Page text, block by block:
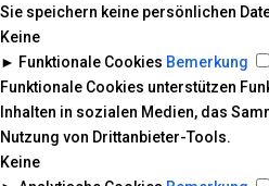
Sie speichern keine persönlichen
Keine
► Funktionale Cookies Bemerkung
Funktionale Cookies unterstützen
Inhalten in sozialen Medien, das
Nutzung von Drittanbieter-Tools.
Keine